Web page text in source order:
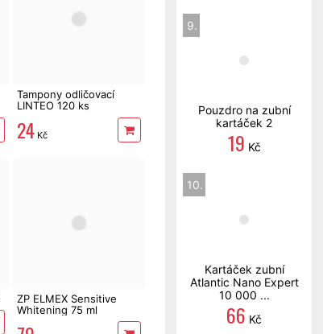
Tampony odličovací
LINTEO 120 ks
24 Kč
ZP ELMEX Sensitive
Whitening 75 ml
9.
Pouzdro na zubní
kartáček 2
19 Kč
10.
Kartáček zubní
Atlantic Nano Expert
10 000 ...
66 Kč